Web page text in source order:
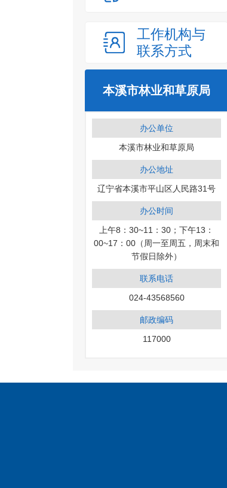
工作机构与
联系方式
本溪市林业和草原局
办公单位
本溪市林业和草原局
办公地址
辽宁省本溪市平山区人民路31号
办公时间
上午8：30~11：30；下午13：
00~17：00（周一至周五，周末和
节假日除外）
联系电话
024-43568560
邮政编码
117000